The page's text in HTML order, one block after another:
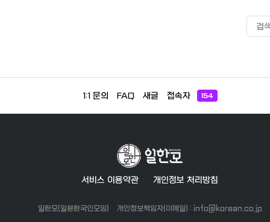
검
1:1 문의 FAQ 새글 접속자 154
서비스 이용약관 개인정보 처리방침
일한모(일본한국인모임) 개인정보책임자(이메일) : info@korean.co.jp